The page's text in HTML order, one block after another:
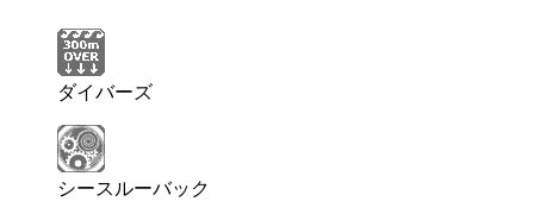
ダイバーズ
シースルーバック